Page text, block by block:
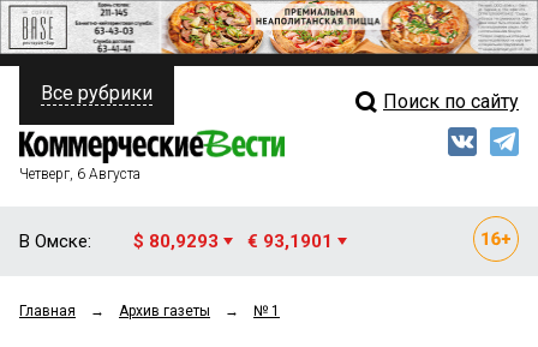
ПОЛИТИКА
ФИНАНСЫ
ОБЩЕСТВО
Свежий выпуск
Все рубрики Поиск по сайту
Четверг, 6 Августа
В Омске: $ 80,9293 € 93,1901
Главная → Архив газеты → № 1